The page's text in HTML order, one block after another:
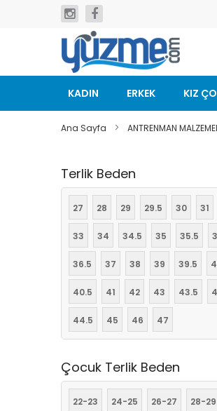
geç
KADIN ERKEK KIZ
Ana Sayfa ANTRENMAN
Terlik Beden
27 28 29 29.5 30 31
33 34 34.5 35 35.5
36.5 37 38 39 39.5
40.5 41 42 43 43.5
44.5 45 46 47
Çocuk Terlik Beden
22-23 24-25 26-27 28-29